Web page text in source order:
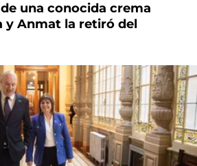
una conocida crema
Anmat la retiró del